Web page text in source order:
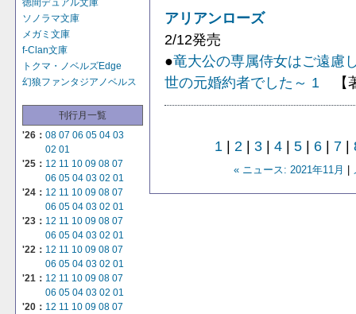
徳間デュアル文庫
ソノラマ文庫
メガミ文庫
f-Clan文庫
トクマ・ノベルズEdge
幻狼ファンタジアノベルス
刊行月一覧
'26： 08 07 06 05 04 03
02 01
'25： 12 11 10 09 08 07
06 05 04 03 02 01
'24： 12 11 10 09 08 07
06 05 04 03 02 01
'23： 12 11 10 09 08 07
06 05 04 03 02 01
'22： 12 11 10 09 08 07
06 05 04 03 02 01
'21： 12 11 10 09 08 07
06 05 04 03 02 01
'20： 12 11 10 09 08 07
アリアンローズ
2/12発売
●竜大公の専属侍女はご遠
世の元婚約者でした～ 1 【
1 | 2 | 3| 4| 5| 6| 7|
« ニュース: 2021年11月 |